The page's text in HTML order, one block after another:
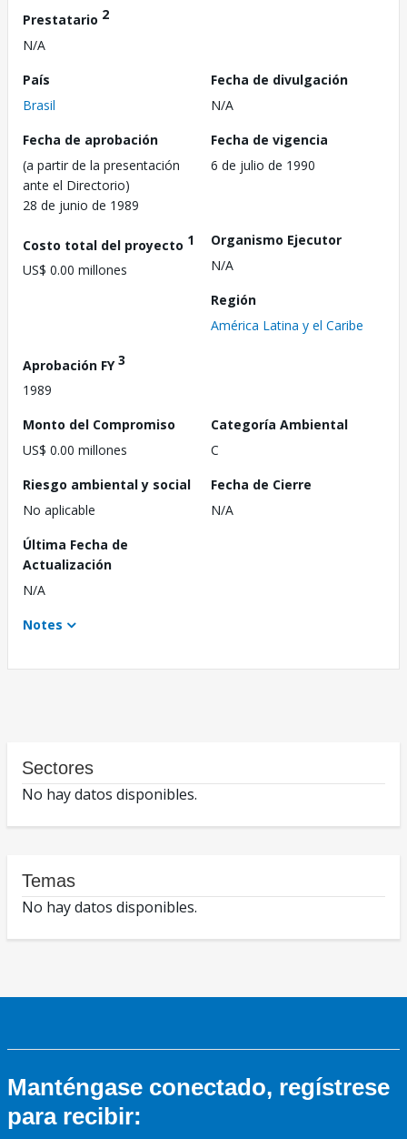
Prestatario 2
N/A
País
Brasil
Fecha de divulgación
N/A
Fecha de aprobación
(a partir de la presentación
ante el Directorio)
28 de junio de 1989
Fecha de vigencia
6 de julio de 1990
Costo total del proyecto 1
US$ 0.00 millones
Organismo Ejecutor
N/A
Región
América Latina y el Caribe
Aprobación FY3
1989
Monto del Compromiso
US$ 0.00 millones
Categoría Ambiental
C
Riesgo ambiental y social
No aplicable
Fecha de Cierre
N/A
Última Fecha de
Actualización
N/A
Notes
Sectores
No hay datos disponibles.
Temas
No hay datos disponibles.
Manténgase conectado, regístrese
para recibir: